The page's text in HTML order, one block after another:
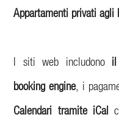
Appartamenti privati agli
I siti web includono
booking engine, i
Calendari tramite iCal